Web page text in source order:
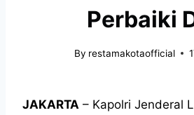
Perbaiki
By restamakotaofficial
JAKARTA – Kapolri Jenderal